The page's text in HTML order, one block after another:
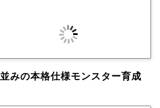
みの本格仕様モンスター育成